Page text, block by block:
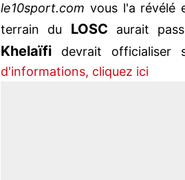
le10sport.com vous l'a révélé
terrain du LOSC aurait
Khelaïfi devrait
d'informations, cliquez ici